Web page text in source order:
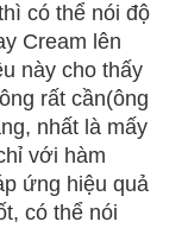
có thể nói độ
Cream lên
này cho thấy
rất cần(ông
nhất là mấy
với hàm
ứng hiệu quả
có thể nói